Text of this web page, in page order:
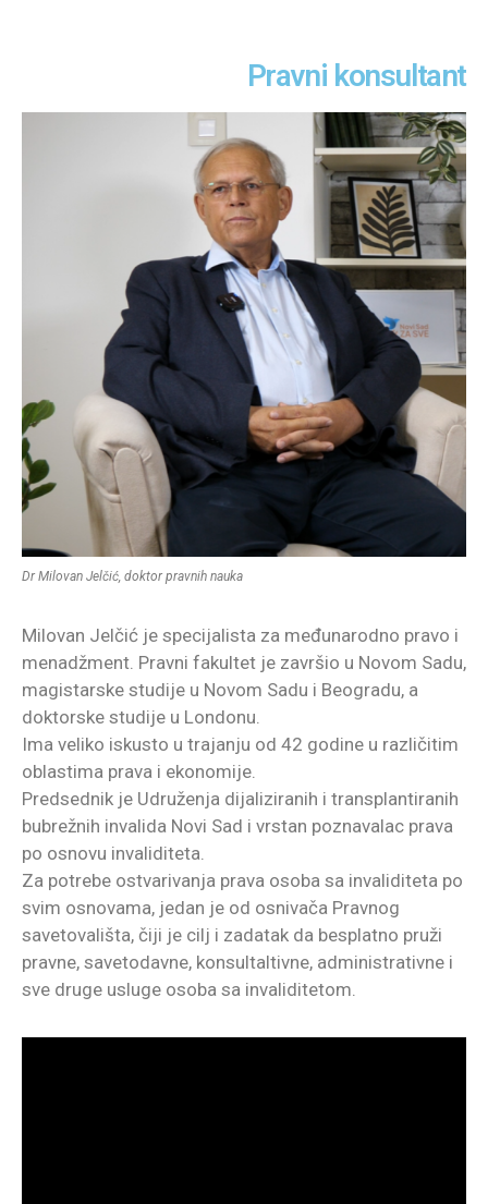
Pravni konsultant
Dr Milovan Jelčić, doktor pravnih nauka
Milovan Jelčić je specijalista za međunarodno pravo i
menadžment. Pravni fakultet je završio u Novom Sadu,
magistarske studije u Novom Sadu i Beogradu, a
doktorske studije u Londonu.
Ima veliko iskusto u trajanju od 42 godine u različitim
oblastima prava i ekonomije.
Predsednik je Udruženja dijaliziranih i transplantiranih
bubrežnih invalida Novi Sad i vrstan poznavalac prava
po osnovu invaliditeta.
Za potrebe ostvarivanja prava osoba sa invaliditeta po
svim osnovama, jedan je od osnivača Pravnog
savetovališta, čiji je cilj i zadatak da besplatno pruži
pravne, savetodavne, konsultaltivne, administrativne i
sve druge usluge osoba sa invaliditetom.